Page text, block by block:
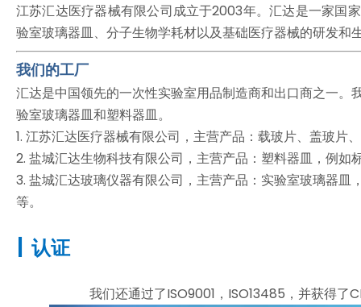
江苏汇达医疗器械有限公司成立于2003年。汇达是一家国
验室玻璃器皿、分子生物学耗材以及基础医疗器械的研发和
我们的工厂
汇达是中国领先的一次性实验室用品制造商和出口商之一
验室玻璃器皿和塑料器皿。
1. 江苏汇达医疗器械有限公司，主营产品：载玻片、盖玻片
2. 盐城汇达生物科技有限公司，主营产品：塑料器皿，例
3. 盐城汇达玻璃仪器有限公司，主营产品：实验室玻璃器
等。
认证
我们还通过了ISO9001，ISO13485，并获得了